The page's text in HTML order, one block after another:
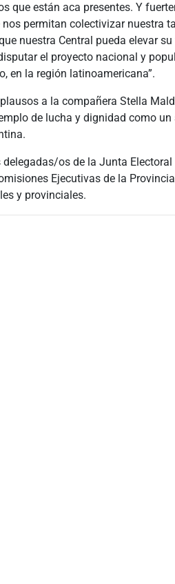
que están aca presentes. Y
permitan colectivizar nuestra
nuestra Central pueda elevar
el proyecto nacional y
en la región latinoamericana”.
a la compañera Stella
de lucha y dignidad como un
os de la Junta Electoral
Ejecutivas de la
y provinciales.